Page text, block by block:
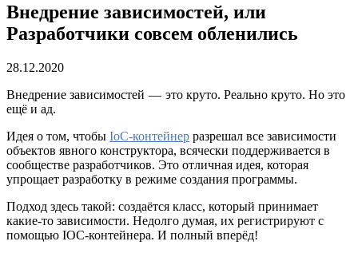
Внедрение зависимостей, или
Разработчики совсем обленились
28.12.2020
Внедрение зависимостей — это круто. Реально круто. Но это
ещё и ад.
Идея о том, чтобы IoC-контейнер разрешал все зависимости
объектов явного конструктора, всячески поддерживается в
сообществе разработчиков. Это отличная идея, которая
упрощает разработку в режиме создания программы.
Подход здесь такой: создаётся класс, который принимает
какие-то зависимости. Недолго думая, их регистрируют с
помощью IOC-контейнера. И полный вперёд!